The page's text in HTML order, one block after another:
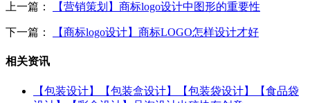
上一篇： 【营销策划】商标logo设计中图形的重要性
下一篇： 【商标logo设计】商标LOGO怎样设计才好
相关资讯
【包装设计】【包装盒设计】【包装袋设计】【食品袋